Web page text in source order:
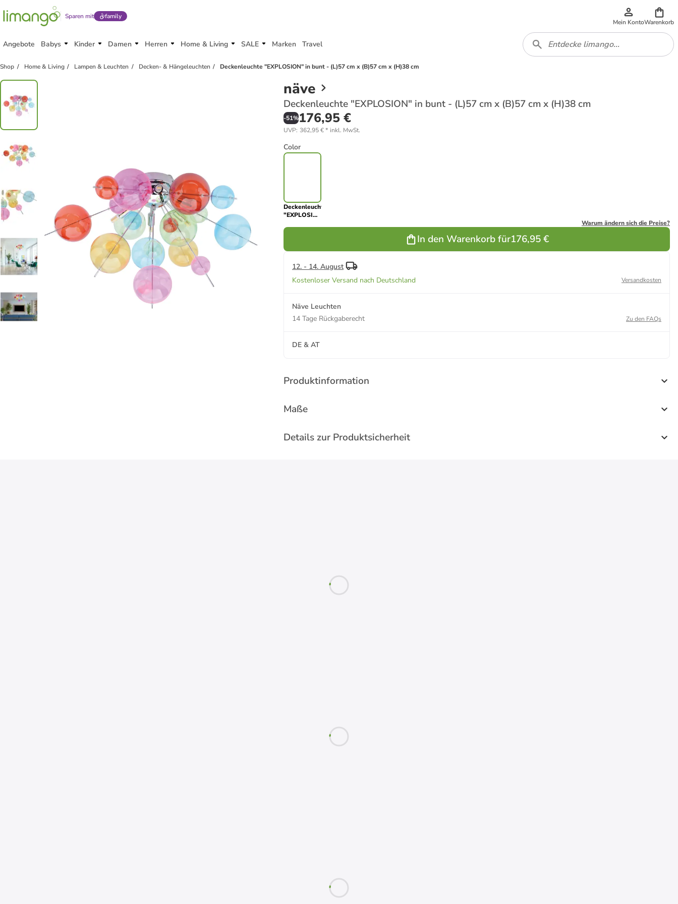
Sparen mit family
Mein KontoWarenkorb
Angebote Babys Kinder Damen Herren Home & Living SALE Marken Travel
Shop Home & Living Lampen & Leuchten Decken- & Hängeleuchten Deckenleuchte "EXPLOSION" in bunt - (L)57 cm x (B)57 cm x (H)38 cm
näve
Deckenleuchte "EXPLOSION" in bunt - (L)57 cm x (B)57 cm x (H)38 cm
-51%176,95 €
UVP: 362,95 €* inkl. MwSt.
Color
Deckenleuchte
"EXPLOSION"
Warum ändern sich die Preise?
In den Warenkorb für176,95 €
12. - 14. August
Kostenloser Versand nach Deutschland
Versandkosten
Näve Leuchten
14 Tage Rückgaberecht
Zu den FAQs
DE & AT
Produktinformation
Maße
Details zur Produktsicherheit